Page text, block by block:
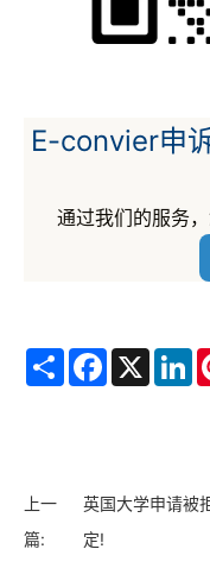
E-convier申
通过我们的服务
Share Facebook
X
上一
篇:
英国大学申请被
定!